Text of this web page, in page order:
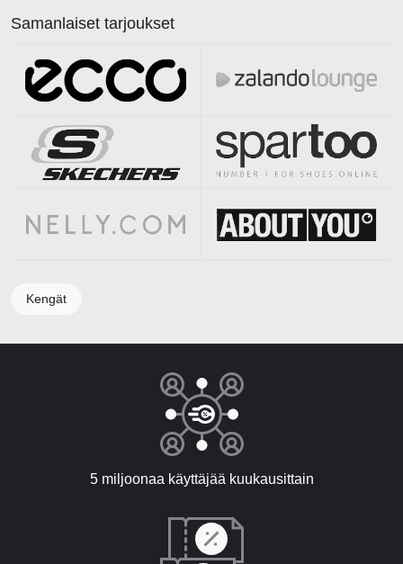
Samanlaiset tarjoukset
Kengät
5 miljoonaa käyttäjää kuukausittain